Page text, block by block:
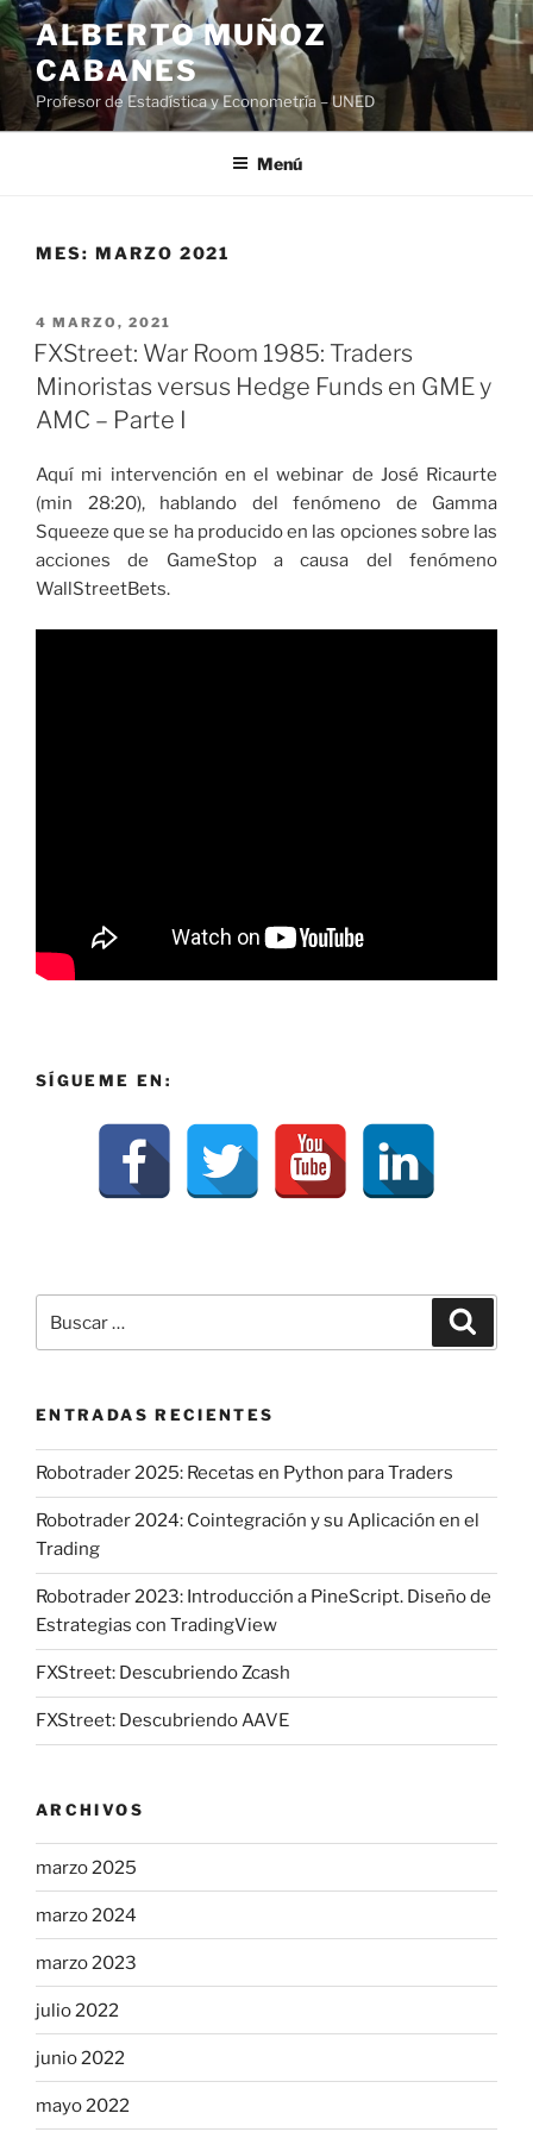
Saltar
al
contenido
ALBERTO MUÑOZ
CABANES
Profesor de Estadística y Econometría – UNED
Menú
MES: MARZO 2021
PUBLICADO
EL
4 MARZO, 2021
FXStreet: War Room 1985: Traders
Minoristas versus Hedge Funds en GME y
AMC – Parte I
Aquí mi intervención en el webinar de José Ricaurte
(min 28:20), hablando del fenómeno de Gamma
Squeeze que se ha producido en las opciones sobre las
acciones de GameStop a causa del fenómeno
WallStreetBets.
SÍGUEME EN:
por:
ENTRADAS RECIENTES
Robotrader 2025: Recetas en Python para Traders
Robotrader 2024: Cointegración y su Aplicación en el
Trading
Robotrader 2023: Introducción a PineScript. Diseño de
Estrategias con TradingView
FXStreet: Descubriendo Zcash
FXStreet: Descubriendo AAVE
ARCHIVOS
marzo 2025
marzo 2024
marzo 2023
julio 2022
junio 2022
mayo 2022